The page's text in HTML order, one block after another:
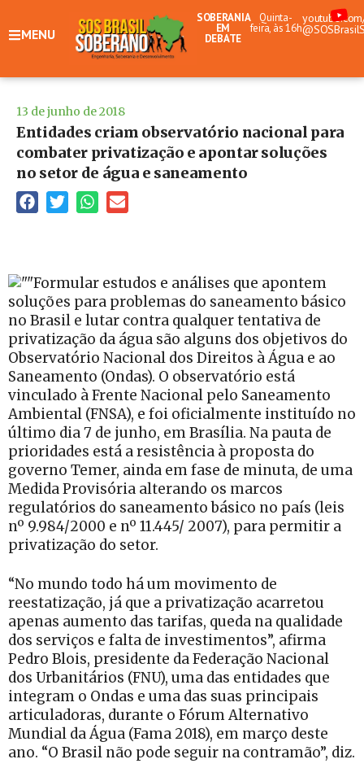
MENU
SOBERANIA
EM
DEBATE
Quinta-
feira, às 16h
13 de junho de 2018
Entidades criam observatório nacional para
combater privatização e apontar soluções
no setor de água e saneamento
Formular estudos e análises que apontem
soluções para problemas do saneamento básico
no Brasil e lutar contra qualquer tentativa de
privatização da água são alguns dos objetivos do
Observatório Nacional dos Direitos à Água e ao
Saneamento (Ondas). O observatório está
vinculado à Frente Nacional pelo Saneamento
Ambiental (FNSA), e foi oficialmente instituído no
último dia 7 de junho, em Brasília. Na pauta de
prioridades está a resistência à proposta do
governo Temer, ainda em fase de minuta, de uma
Medida Provisória alterando os marcos
regulatórios do saneamento básico no país (leis
nº 9.984/2000 e nº 11.445/ 2007), para permitir a
privatização do setor.
“No mundo todo há um movimento de
reestatização, já que a privatização acarretou
apenas aumento das tarifas, queda na qualidade
dos serviços e falta de investimentos”, afirma
Pedro Blois, presidente da Federação Nacional
dos Urbanitários (FNU), uma das entidades que
integram o Ondas e uma das suas principais
articuladoras, durante o Fórum Alternativo
Mundial da Água (Fama 2018), em março deste
ano. “O Brasil não pode seguir na contramão”, diz.